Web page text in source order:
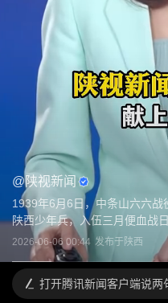
@陕视新闻
1939年6月6日，中条山六六战
陕西少年兵，入伍三月便血战
2026-06-06 00:44 发布于 陕西
打开腾讯新闻客户端说两